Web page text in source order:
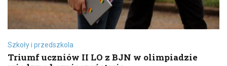
Szkoły i przedszkola
Triumf uczniów II LO z BJN w olimpiadzie